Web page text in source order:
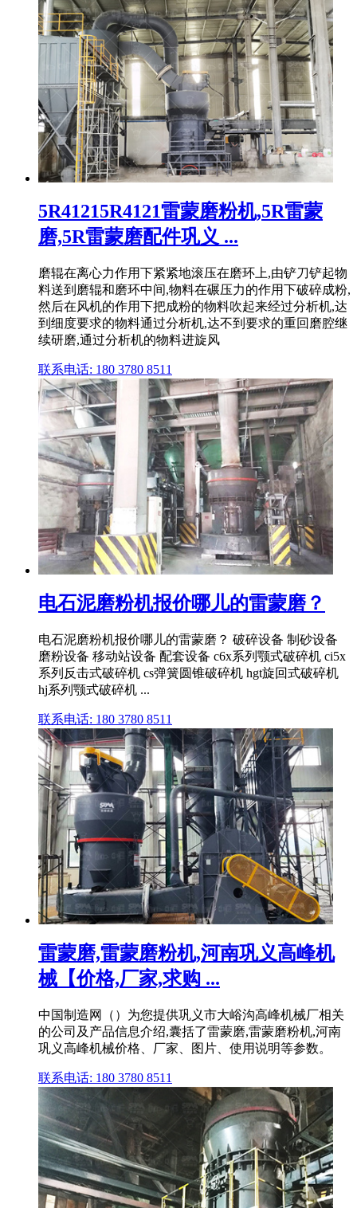
5R41215R4121雷蒙磨粉机,5R雷蒙
磨,5R雷蒙磨配件巩义 ...
磨辊在离心力作用下紧紧地滚压在磨环上,由铲刀铲起物
料送到磨辊和磨环中间,物料在碾压力的作用下破碎成粉,
然后在风机的作用下把成粉的物料吹起来经过分析机,达
到细度要求的物料通过分析机,达不到要求的重回磨腔继
续研磨,通过分析机的物料进旋风
联系电话: 180 3780 8511
电石泥磨粉机报价哪儿的雷蒙磨？
电石泥磨粉机报价哪儿的雷蒙磨？ 破碎设备 制砂设备
磨粉设备 移动站设备 配套设备 c6x系列颚式破碎机 ci5x
系列反击式破碎机 cs弹簧圆锥破碎机 hgt旋回式破碎机
hj系列颚式破碎机 ...
联系电话: 180 3780 8511
雷蒙磨,雷蒙磨粉机,河南巩义高峰机
械【价格,厂家,求购 ...
中国制造网（）为您提供巩义市大峪沟高峰机械厂相关
的公司及产品信息介绍,囊括了雷蒙磨,雷蒙磨粉机,河南
巩义高峰机械价格、厂家、图片、使用说明等参数。
联系电话: 180 3780 8511